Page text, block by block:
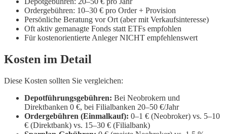
Ordergebühren: 10–30 € pro Order + Provision
Persönliche Beratung vor Ort (aber mit Verkaufsinteresse)
Oft aktiv gemanagte Fonds statt ETFs empfohlen
Für kostenorientierte Anleger NICHT empfehlenswert
Kosten im Detail
Diese Kosten sollten Sie vergleichen:
Depotführungsgebühren: Bei Neobrokern und
Direktbanken 0 €, bei Filialbanken 20–50 €/Jahr
Ordergebühren (Einmalkauf): 0–1 € (Neobroker) vs. 5–10
€ (Direktbank) vs. 15–30 € (Filialbank)